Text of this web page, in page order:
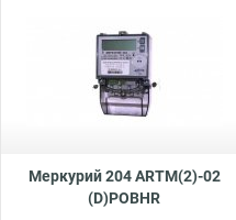
Меркурий 204 ARTM(2)-02
(D)POBHR